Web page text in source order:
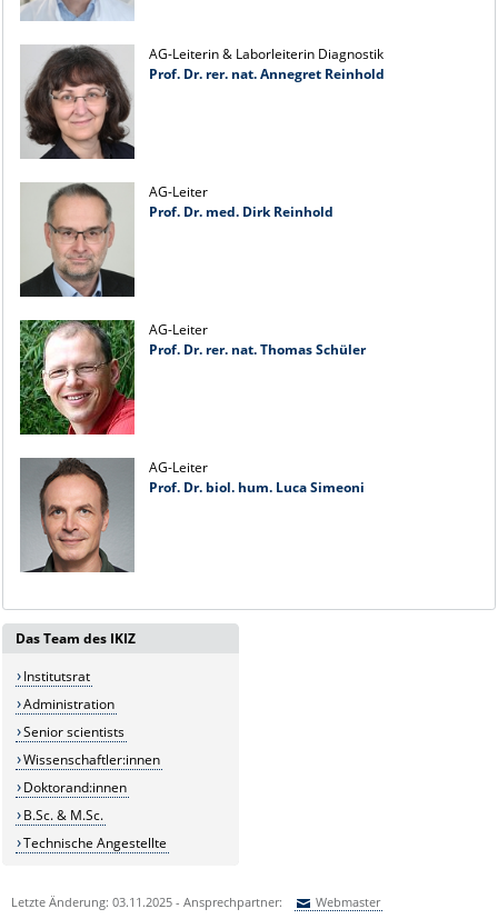
AG-Leiterin & Laborleiterin Diagnostik
Prof. Dr. rer. nat. Annegret Reinhold
AG-Leiter
Prof. Dr. med. Dirk Reinhold
AG-Leiter
Prof. Dr. rer. nat. Thomas Schüler
AG-Leiter
Prof. Dr. biol. hum. Luca Simeoni
Das Team des IKIZ
Institutsrat
Administration
Senior scientists
Wissenschaftler:innen
Doktorand:innen
B.Sc. & M.Sc.
Technische Angestellte
Letzte Änderung: 03.11.2025 - Ansprechpartner: Webmaster